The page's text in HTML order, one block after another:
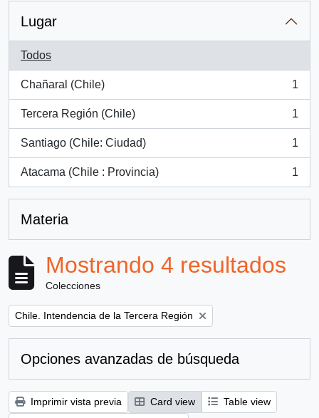
Lugar
Todos
Chañaral (Chile)
, 1 resultados
1
Tercera Región (Chile)
, 1 resultados
1
Santiago (Chile: Ciudad)
, 1 resultados
1
Atacama (Chile : Provincia)
, 1 resultados
1
Materia
Mostrando 4 resultados
Colecciones
Remove filter:
Chile. Intendencia de la Tercera Región
Opciones avanzadas de búsqueda
Imprimir vista previa Card view
Table view